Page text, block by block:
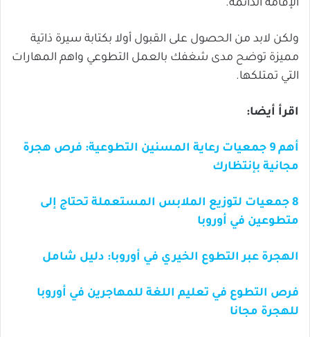
الإقامة الدائمة.
ولكن لابد من الحصول على القبول أولا بكتابة سيرة ذاتية
مميزة توضح مدى شغفك بالعمل التطوعي واهم المهارات
التي تمتلكها.
اقرأ أيضا:
أهم 9 جمعيات رعاية المسنين التطوعية: فرص هجرة
مجانية بإنتظارك
8 جمعيات لتوزيع الملابس المستعملة تحتاج إلى
متطوعين في أوروبا
الهجرة عبر التطوع الخيري في أوروبا: دليل شامل
فرص التطوع في تعليم اللغة للمهاجرين في أوروبا
للهجرة مجانا